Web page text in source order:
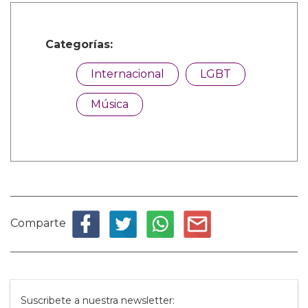
Categorías:
Internacional LGBT
Música
Comparte
Suscribete a nuestra newsletter: